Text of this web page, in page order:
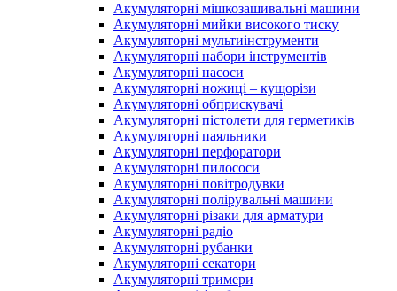
Акумуляторні мішкозашивальні машини
Акумуляторні мийки високого тиску
Акумуляторні мультиінструменти
Акумуляторні набори інструментів
Акумуляторні насоси
Акумуляторні ножиці – кущорізи
Акумуляторні обприскувачі
Акумуляторні пістолети для герметиків
Акумуляторні паяльники
Акумуляторні перфоратори
Акумуляторні пилососи
Акумуляторні повітродувки
Акумуляторні полірувальні машини
Акумуляторні різаки для арматури
Акумуляторні радіо
Акумуляторні рубанки
Акумуляторні секатори
Акумуляторні тримери